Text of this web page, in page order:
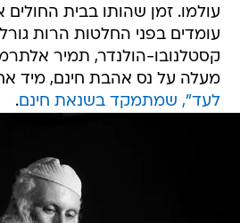
עולמו. זמן שהותו בבית החולים
עומדים בפני החלטות הרות גורל.
קסטלנובו-הולנדר, תמיר
מעלה על נס אהבת חינם, מיד
לעד", שמתמקד בשנאת חינם.